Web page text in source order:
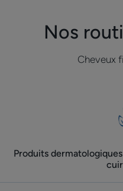
Nos
Cheveux
Produits